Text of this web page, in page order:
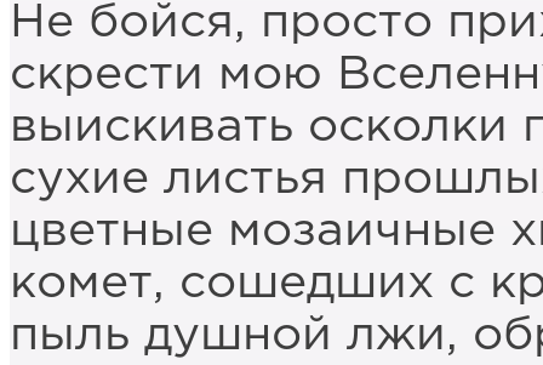
Не бойся, просто
скрести мою
выискивать осколки
сухие листья
цветные мозаичные
комет, сошедших с
пыль душной лжи,